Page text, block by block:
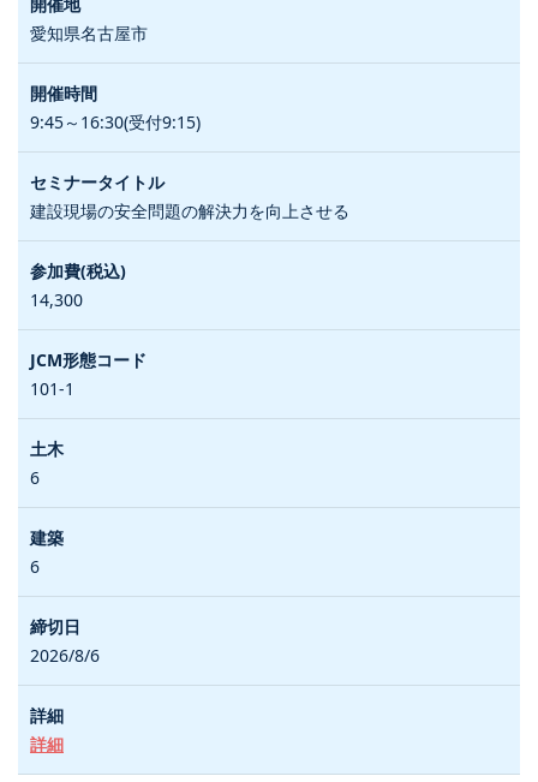
愛知県名古屋市
9:45～16:30(受付9:15)
建設現場の安全問題の解決力を向上させる
14,300
101-1
6
6
2026/8/6
詳細